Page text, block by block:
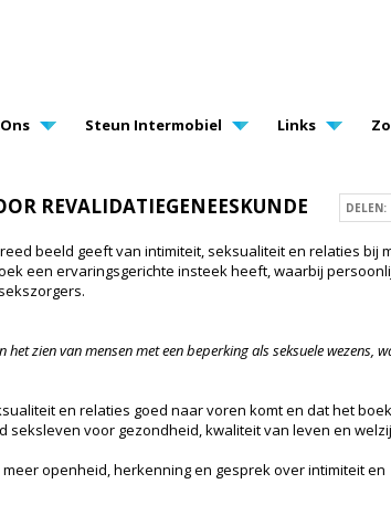
Steun Intermobiel Links
DELEN:
REVALIDATIEGENEESKUNDE
beeld geeft van intimiteit, seksualiteit en relaties bij
een ervaringsgerichte insteek heeft, waarbij
zien van mensen met een beperking als seksuele wezens,
en relaties goed naar voren komt en dat het boek
voor gezondheid, kwaliteit van leven en
openheid, herkenning en gesprek over intimiteit en